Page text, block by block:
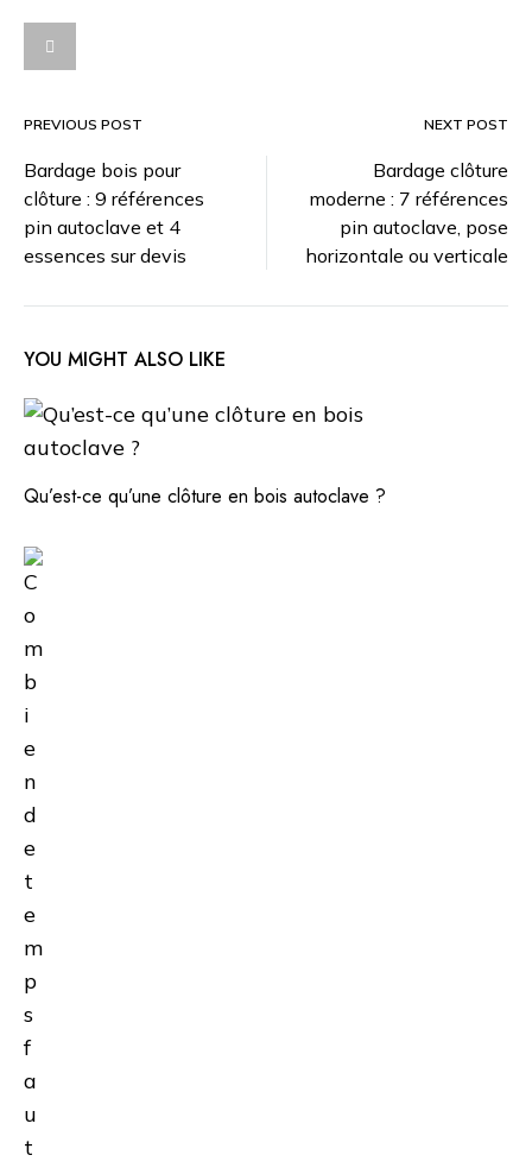
PREVIOUS POST NEXT POST
Bardage bois pour
clôture : 9 références
pin autoclave et 4
essences sur devis
Bardage clôture
moderne : 7 références
pin autoclave, pose
horizontale ou verticale
YOU MIGHT ALSO LIKE
Qu’est-ce qu’une clôture en bois autoclave ?